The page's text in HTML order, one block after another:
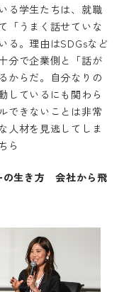
る学生たちは、就職
「うまく話せていな
る。理由はSDGsなど
分で企業側と「話が
からだ。自分なりの
しているにも関わら
できないことは非常
人材を見逃してしま
ら
の生き方 会社から飛